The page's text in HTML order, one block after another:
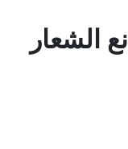
الشعار